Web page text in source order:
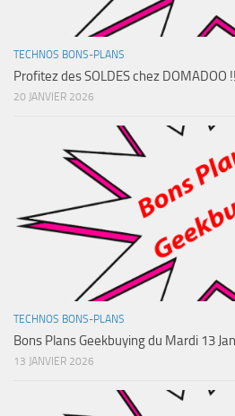
TECHNOS BONS-PLANS
Profitez des SOLDES chez DOMADOO
20 JANVIER 2026
TECHNOS BONS-PLANS
Bons Plans Geekbuying du Mardi 13
13 JANVIER 2026